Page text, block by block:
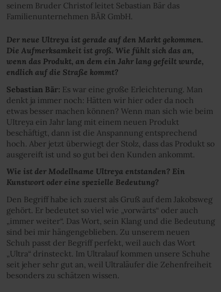
seinem Bruder Christof leitet Sebastian Bär das
Familienunternehmen BÄR GmbH.
Der neue Ultreya ist gerade auf den Markt gekommen.
Die Aufmerksamkeit ist groß. Wie fühlt sich das an,
wenn das Produkt, an dem ein Jahr lang gefeilt wurde,
endlich auf die Straße kommt?
Sebastian Bär: Es war eine große Erleichterung. Man
denkt ja immer noch: Hätten wir hier oder da noch
etwas besser machen können? Wenn man sich wie beim
UItreya ein Jahr lang mit einem neuen Produkt
beschäftigt, dann ist die Anspannung entsprechend
hoch. Aber jetzt überwiegt der Stolz, dass das Produkt so
ausgereift ist und so gut bei den Kunden ankommt.
Wie ist der Modellname Ultreya entstanden? Ein
Kunstwort oder eine spezielle Bedeutung?
Den Begriff habe ich zuerst als Gruß auf dem Jakobsweg
gehört. Er bedeutet so viel wie „vorwärts“ oder auch
„immer weiter“. Das Wort, sein Klang und die Bedeutung
sind bei mir hängengeblieben. Zu unserem neuen
Schuh passt der Begriff perfekt, weil auch das Wort
„Ultra“ drinsteckt. Im Ultralauf kommen unsere Schuhe
seit jeher sehr gut an, weil Ultraläufer die Zehenfreiheit
besonders zu schätzen wissen.